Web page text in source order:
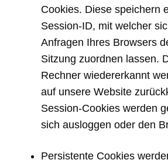
Cookies. Diese speichern
Session-ID, mit welcher
Anfragen Ihres Browsers
Sitzung zuordnen lassen.
Rechner wiedererkannt
auf unsere Website
Session-Cookies werden
sich ausloggen oder den
Persistente Cookies